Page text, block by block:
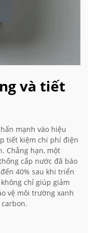
và tiết
mạnh vào hiệu
tiết kiệm chi phí điện
Chẳng hạn, một
cấp nước đã báo
40% sau khi triển
chỉ giúp giảm
vệ môi trường xanh